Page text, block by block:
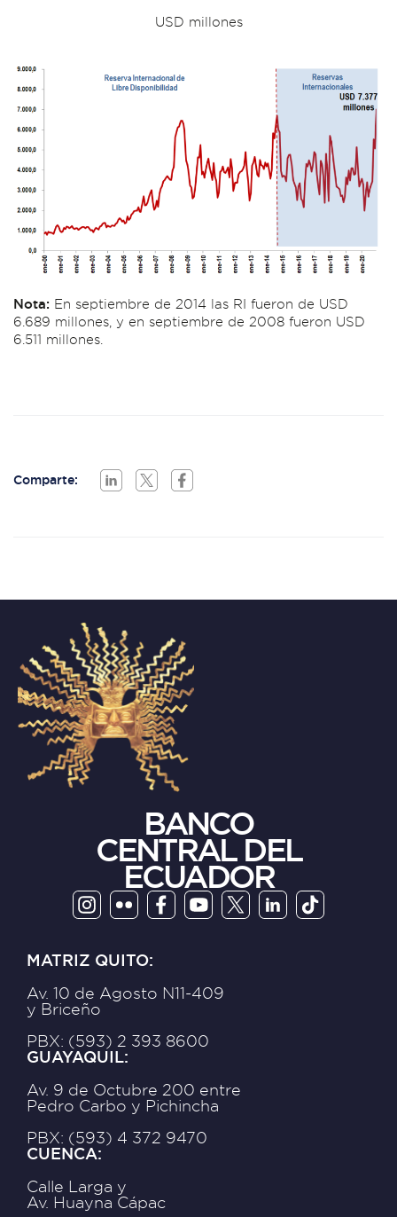
USD millones
Nota: En septiembre de 2014 las RI fueron de USD
6.689 millones, y en septiembre de 2008 fueron USD
6.511 millones.
Comparte:
BANCO
CENTRAL DEL
ECUADOR
MATRIZ QUITO:
Av. 10 de Agosto N11-409
y Briceño
PBX: (593) 2 393 8600
GUAYAQUIL:
Av. 9 de Octubre 200 entre
Pedro Carbo y Pichincha
PBX: (593) 4 372 9470
CUENCA:
Calle Larga y
Av. Huayna Cápac